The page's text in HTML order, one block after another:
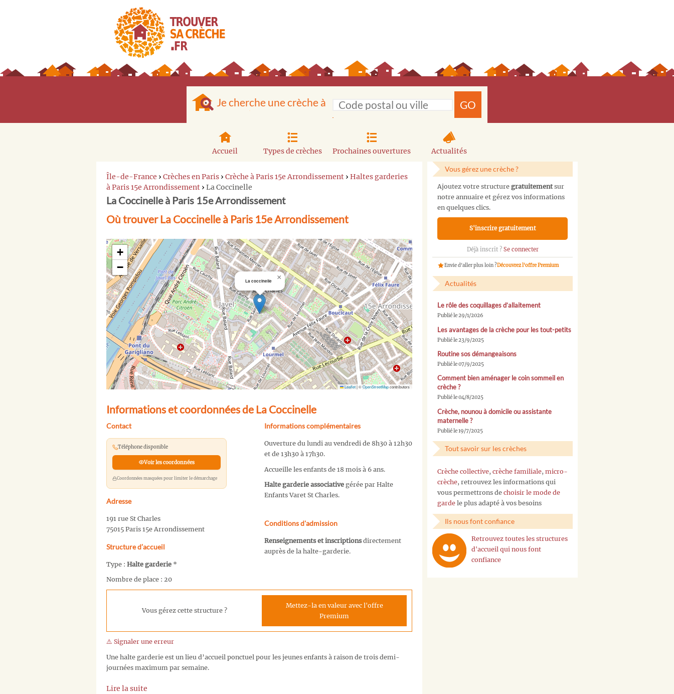
Je cherche une crèche à GO
Accueil Types de crèches Prochaines ouvertures Actualités
Île-de-France › Crèches en Paris › Crèche à Paris 15e Arrondissement › Haltes garderies
à Paris 15e Arrondissement › La Coccinelle
La Coccinelle à Paris 15e Arrondissement
Où trouver La Coccinelle à Paris 15e Arrondissement
La coccinelle ×
+
−
Leaflet|©OpenStreetMapcontributors
Informations et coordonnées de La Coccinelle
Contact
Téléphone disponible
Voir les coordonnées
Coordonnées masquées pour limiter le démarchage
Adresse
191 rue St Charles
75015 Paris 15e Arrondissement
Structure d’accueil
Type : Halte garderie *
Nombre de place : 20
Informations complémentaires
Ouverture du lundi au vendredi de 8h30 à 12h30
et de 13h30 à 17h30.
Accueille les enfants de 18 mois à 6 ans.
Halte garderie associativegérée par Halte
Enfants Varet St Charles.
Conditions d'admission
Renseignements et inscriptionsdirectement
auprès de la halte-garderie.
Vous gérez cette structure ?
Mettez-la en valeur avec l'offre
Premium
⚠️ Signaler une erreur
Une halte garderie est un lieu d’accueil ponctuel pour les jeunes enfants à raison de trois demi-
journées maximum par semaine.
Lire la suite
Vous gérez une crèche ?
Ajoutez votre structure gratuitementsur
notre annuaire et gérez vos informations
en quelques clics.
S'inscrire gratuitement
Déjà inscrit ? Se connecter
Envie d'aller plus loin ?Découvrez l'offre Premium
Actualités
Le rôle des coquillages d’allaitement
Publié le 29/1/2026
Les avantages de la crèche pour les tout-petits
Publié le 23/9/2025
Routine sos démangeaisons
Publié le 07/9/2025
Comment bien aménager le coin sommeil en
crèche ?
Publié le 04/8/2025
Crèche, nounou à domicile ou assistante
maternelle ?
Publié le 19/7/2025
Tout savoir sur les crèches
Crèche collective, crèche familiale, micro-
crèche, retrouvez les informations qui
vous permettrons de choisir le mode de
garde le plus adapté à vos besoins
Ils nous font confiance
Retrouvez toutes les structures
d'accueil qui nous font
confiance